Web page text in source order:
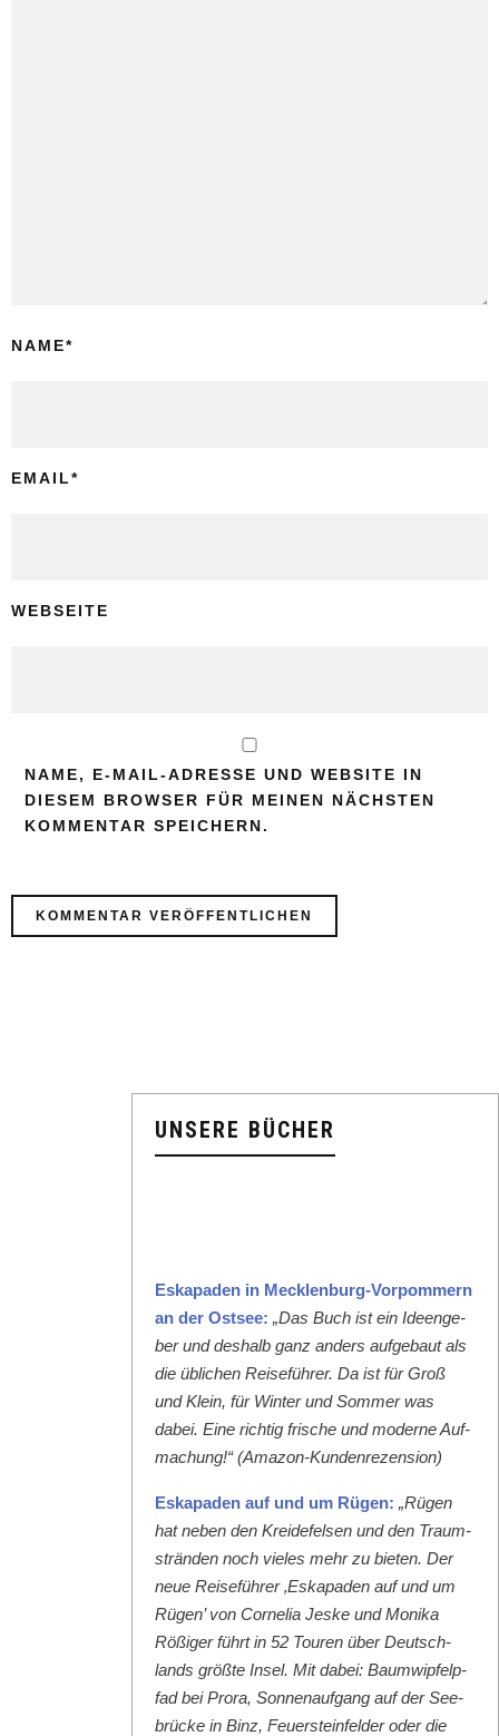
NAME*
EMAIL*
WEBSEITE
NAME, E-MAIL-ADRESSE UND WEBSITE IN
DIESEM BROWSER FÜR MEINEN NÄCHSTEN
KOMMENTAR SPEICHERN.
UNSERE BÜCHER
Eska­paden in Meck­len­burg-Vor­pom­mern
an der Ost­see: „Das Buch ist ein Ideenge­
ber und deshalb ganz anders aufge­baut als
die üblichen Reise­führer. Da ist für Groß
und Klein, für Win­ter und Som­mer was
dabei. Eine richtig frische und mod­erne Auf­
machung!“ (Ama­zon-Kun­den­rezen­sion)
Eska­paden auf und um Rügen: „Rügen
hat neben den Krei­de­felsen und den Traum­
strän­den noch vieles mehr zu bieten. Der
neue Reise­führer ‚Eska­paden auf und um
Rügen’ von Cor­nelia Jeske und Moni­ka
Rößiger führt in 52 Touren über Deutsch­
lands größte Insel. Mit dabei: Baumwipfelp­
fad bei Pro­ra, Son­nenauf­gang auf der See­
brücke in Binz, Feuer­ste­in­felder oder die